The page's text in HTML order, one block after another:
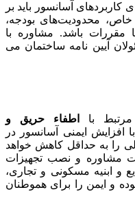
کاربردهای آسانسور باید بر
خاص، محدودیت‌های بودجه،
مقررات باشد. مشاوره با
آیین نامه ساختمان می
با
اطفاء حریق و
افزایش ایمنی آسانسور در
را به حداقل کاهش خواهد
مشاوره و نصب تجهیزات
و ابنیه مسکونی و تجاری،
و ایمن را برای هموطنان